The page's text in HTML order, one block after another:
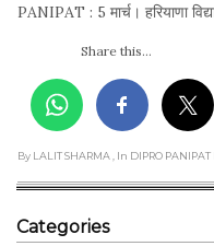
PANIPAT : 5 मार्च। हरियाणा
Share this...
By LALIT SHARMA , In DIPRO PANIPAT
Categories